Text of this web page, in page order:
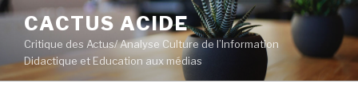
Aller
contenu
principal
CACTUS ACIDE
Critique des Actus/ Analyse Culture de l’Information
Didactique et Education aux médias